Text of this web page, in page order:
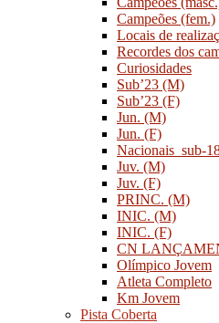
Campeões (fem.)
Locais de
Recordes dos
Curiosidades
Sub’23 (M)
Sub’23 (F)
Jun. (M)
Jun. (F)
Nacionais_sub-
Juv. (M)
Juv. (F)
PRINC. (M)
INIC. (M)
INIC. (F)
CN
Olímpico Jovem
Atleta Completo
Km Jovem
Pista Coberta